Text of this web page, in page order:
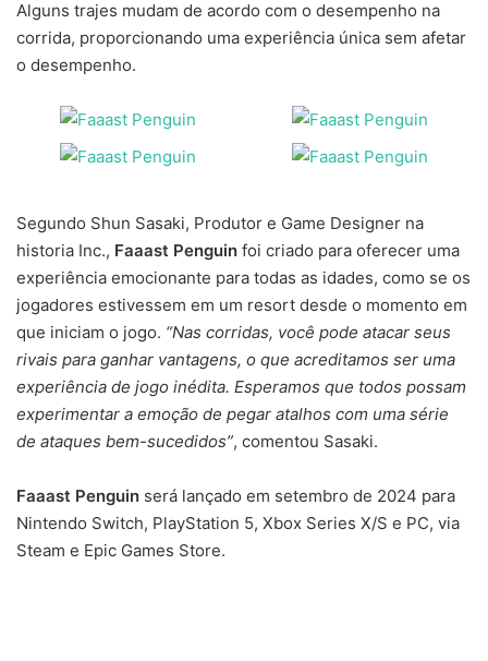
Alguns trajes mudam de acordo com o desempenho na
corrida, proporcionando uma experiência única sem afetar
o desempenho.
Segundo Shun Sasaki, Produtor e Game Designer na
historia Inc., Faaast Penguin foi criado para oferecer uma
experiência emocionante para todas as idades, como se os
jogadores estivessem em um resort desde o momento em
que iniciam o jogo. “Nas corridas, você pode atacar seus
rivais para ganhar vantagens, o que acreditamos ser uma
experiência de jogo inédita. Esperamos que todos possam
experimentar a emoção de pegar atalhos com uma série
de ataques bem-sucedidos”, comentou Sasaki.
Faaast Penguin será lançado em setembro de 2024 para
Nintendo Switch, PlayStation 5, Xbox Series X/S e PC, via
Steam e Epic Games Store.